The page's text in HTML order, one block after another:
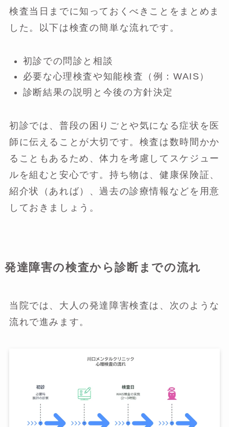
検査当日までに知っておくべきことをまとめま
した。以下は検査の簡単な流れです。
初診での問診と相談
必要な心理検査や知能検査（例：WAIS）
診断結果の説明と今後の方針決定
初診では、普段の困りごとや気になる症状を医
師に伝えることが大切です。検査は数時間かか
ることもあるため、体力を考慮してスケジュー
ルを組むと安心です。持ち物は、健康保険証、
紹介状（あれば）、過去の診療情報などを用意
しておきましょう。
発達障害の検査から診断までの流れ
当院では、大人の発達障害検査は、次のような
流れで進みます。